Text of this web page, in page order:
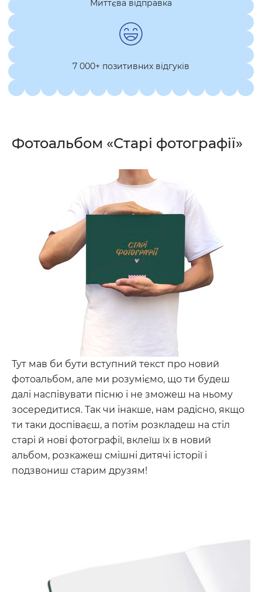
Миттєва відправка
7 000+ позитивних відгуків
Фотоальбом «‎Старі фотографії»
Тут мав би бути вступний текст про новий
фотоальбом, але ми розуміємо, що ти будеш
далі наспівувати пісню і не зможеш на ньому
зосередитися. Так чи інакше, нам радісно, якщо
ти таки доспіваєш, а потім розкладеш на стіл
старі й нові фотографії, вклеїш їх в новий
альбом, розкажеш смішні дитячі історії і
подзвониш старим друзям!